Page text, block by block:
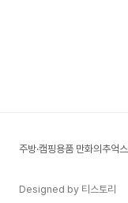
뜻해집니다! 어디든 휴대가
주방·캠핑용품 만화의추억
Designed by 티스토리